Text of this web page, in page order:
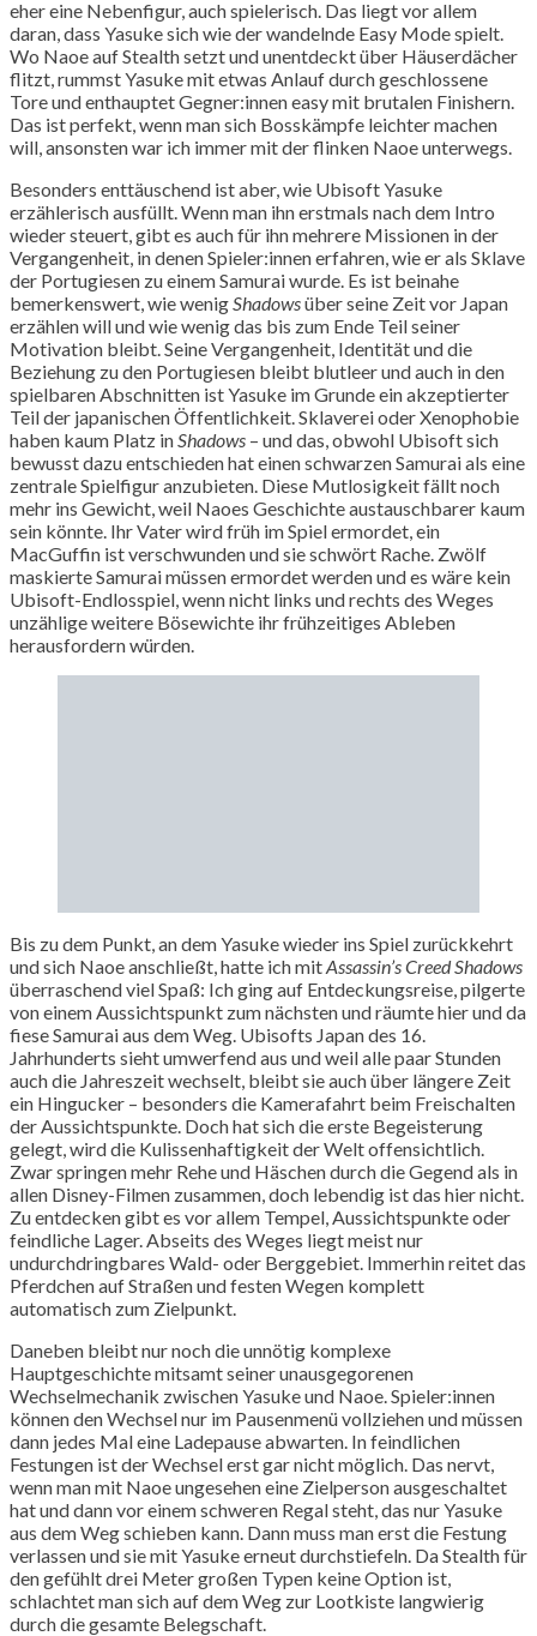
eher eine Nebenfigur, auch spielerisch. Das liegt vor allem
daran, dass Yasuke sich wie der wandelnde Easy Mode spielt.
Wo Naoe auf Stealth setzt und unentdeckt über Häuserdächer
flitzt, rummst Yasuke mit etwas Anlauf durch geschlossene
Tore und enthauptet Gegner:innen easy mit brutalen Finishern.
Das ist perfekt, wenn man sich Bosskämpfe leichter machen
will, ansonsten war ich immer mit der flinken Naoe unterwegs.
Besonders enttäuschend ist aber, wie Ubisoft Yasuke
erzählerisch ausfüllt. Wenn man ihn erstmals nach dem Intro
wieder steuert, gibt es auch für ihn mehrere Missionen in der
Vergangenheit, in denen Spieler:innen erfahren, wie er als Sklave
der Portugiesen zu einem Samurai wurde. Es ist beinahe
bemerkenswert, wie wenigShadowsüber seine Zeit vor Japan
erzählen will und wie wenig das bis zum Ende Teil seiner
Motivation bleibt. Seine Vergangenheit, Identität und die
Beziehung zu den Portugiesen bleibt blutleer und auch in den
spielbaren Abschnitten ist Yasuke im Grunde ein akzeptierter
Teil der japanischen Öffentlichkeit. Sklaverei oder Xenophobie
haben kaum Platz inShadows – und das, obwohl Ubisoft sich
bewusst dazu entschieden hat einen schwarzen Samurai als eine
zentrale Spielfigur anzubieten. Diese Mutlosigkeit fällt noch
mehr ins Gewicht, weil Naoes Geschichte austauschbarer kaum
sein könnte. Ihr Vater wird früh im Spiel ermordet, ein
MacGuffin ist verschwunden und sie schwört Rache. Zwölf
maskierte Samurai müssen ermordet werden und es wäre kein
Ubisoft-Endlosspiel, wenn nicht links und rechts des Weges
unzählige weitere Bösewichte ihr frühzeitiges Ableben
herausfordern würden.
Bis zu dem Punkt, an dem Yasuke wieder ins Spiel zurückkehrt
und sich Naoe anschließt, hatte ich mitAssassin’s Creed Shadows
überraschend viel Spaß: Ich ging auf Entdeckungsreise, pilgerte
von einem Aussichtspunkt zum nächsten und räumte hier und da
fiese Samurai aus dem Weg. Ubisofts Japan des 16.
Jahrhunderts sieht umwerfend aus und weil alle paar Stunden
auch die Jahreszeit wechselt, bleibt sie auch über längere Zeit
ein Hingucker – besonders die Kamerafahrt beim Freischalten
der Aussichtspunkte. Doch hat sich die erste Begeisterung
gelegt, wird die Kulissenhaftigkeit der Welt offensichtlich.
Zwar springen mehr Rehe und Häschen durch die Gegend als in
allen Disney-Filmen zusammen, doch lebendig ist das hier nicht.
Zu entdecken gibt es vor allem Tempel, Aussichtspunkte oder
feindliche Lager. Abseits des Weges liegt meist nur
undurchdringbares Wald- oder Berggebiet. Immerhin reitet das
Pferdchen auf Straßen und festen Wegen komplett
automatisch zum Zielpunkt.
Daneben bleibt nur noch die unnötig komplexe
Hauptgeschichte mitsamt seiner unausgegorenen
Wechselmechanik zwischen Yasuke und Naoe. Spieler:innen
können den Wechsel nur im Pausenmenü vollziehen und müssen
dann jedes Mal eine Ladepause abwarten. In feindlichen
Festungen ist der Wechsel erst gar nicht möglich. Das nervt,
wenn man mit Naoe ungesehen eine Zielperson ausgeschaltet
hat und dann vor einem schweren Regal steht, das nur Yasuke
aus dem Weg schieben kann. Dann muss man erst die Festung
verlassen und sie mit Yasuke erneut durchstiefeln. Da Stealth für
den gefühlt drei Meter großen Typen keine Option ist,
schlachtet man sich auf dem Weg zur Lootkiste langwierig
durch die gesamte Belegschaft.